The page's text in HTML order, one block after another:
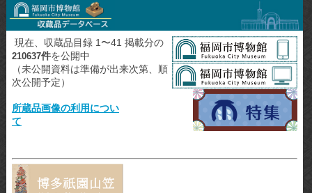
現在、収蔵品目録 1〜41 掲載分の
210637件を公開中
（未公開資料は準備が出来次第、順
次公開予定）
所蔵品画像の利用につい
て